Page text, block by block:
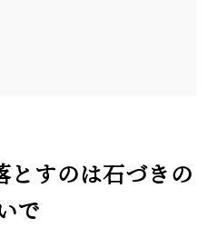
とすのは石づきの
で